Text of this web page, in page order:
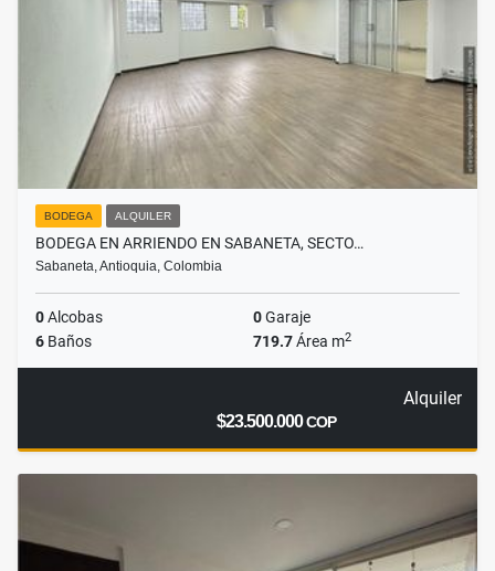
BODEGA ALQUILER
BODEGA EN ARRIENDO EN SABANETA, SECTO…
Sabaneta, Antioquia, Colombia
0Alcobas 0Garaje
6 Baños 719.7Área m2
Alquiler
$23.500.000COP